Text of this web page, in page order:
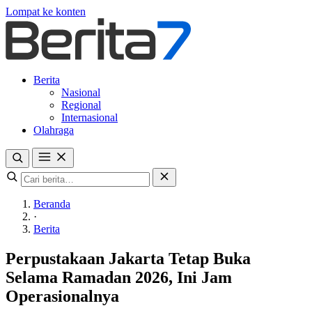
Lompat ke konten
Berita
Nasional
Regional
Internasional
Olahraga
Beranda
·
Berita
Perpustakaan Jakarta Tetap Buka
Selama Ramadan 2026, Ini Jam
Operasionalnya